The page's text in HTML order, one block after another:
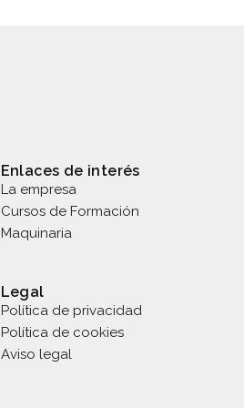
Enlaces de interés
La empresa
Cursos de Formación
Maquinaria
Legal
Política de privacidad
Política de cookies
Aviso legal